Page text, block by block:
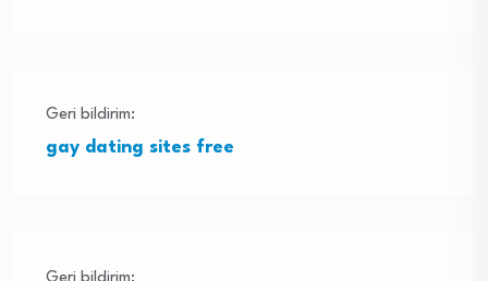
Geri bildirim:
gay dating sites free